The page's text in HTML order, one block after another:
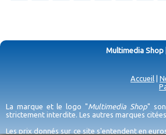
Multimedia Shop
Accueil
La marque et le logo "Multimedia Shop"
strictement interdite. Les autres marques
Les prix donnés sur ce site s'entendent en